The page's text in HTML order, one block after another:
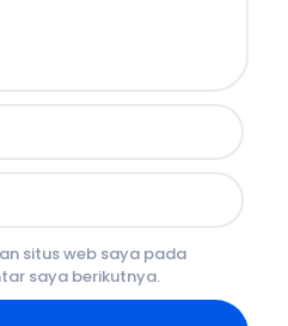
situs web saya pada
saya berikutnya.